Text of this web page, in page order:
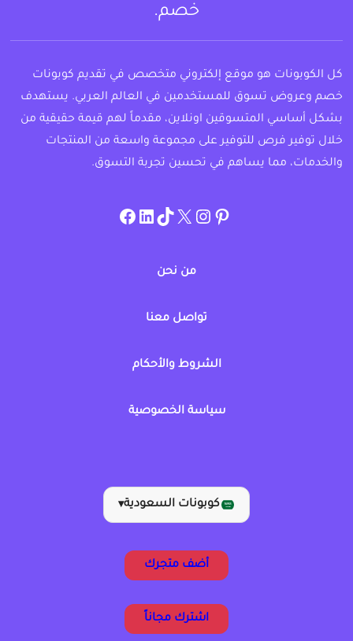
خصم.
كل الكوبونات هو موقع إلكتروني متخصص في تقديم كوبونات
خصم وعروض تسوق للمستخدمين في العالم العربي. يستهدف
بشكل أساسي المتسوقين اونلاين، مقدماً لهم قيمة حقيقية من
خلال توفير فرص للتوفير على مجموعة واسعة من المنتجات
والخدمات، مما يساهم في تحسين تجربة التسوق.
pinterest
allcouponat
twitter
TikTok
linkedin
facebook
من نحن
تواصل معنا
الشروط والأحكام
سياسة الخصوصية
كوبونات السعودية▾
أضف متجرك
اشترك مجاناً